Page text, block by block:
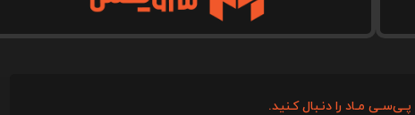
پـی‌سـی مـاد را دنـبال کـنید.